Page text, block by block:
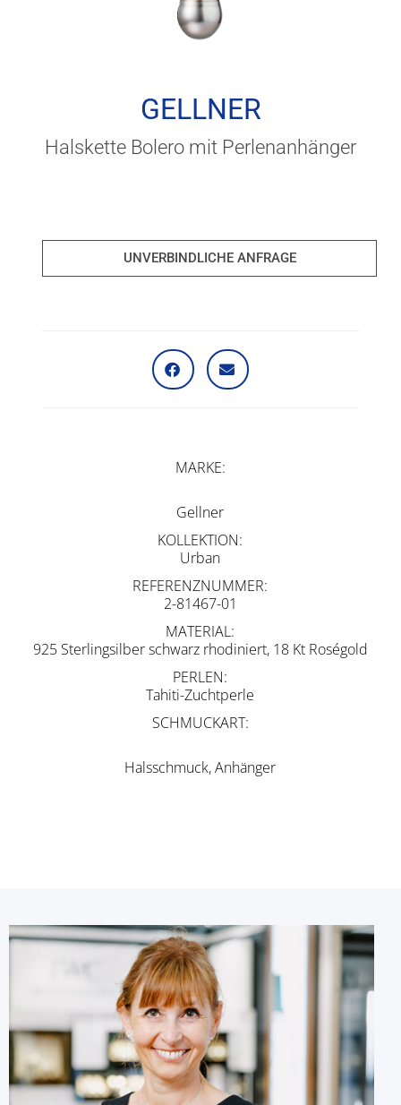
GELLNER
Halskette Bolero mit Perlenanhänger
UNVERBINDLICHE ANFRAGE
MARKE
Gellner
KOLLEKTION
Urban
REFERENZNUMMER
2-81467-01
MATERIAL
925 Sterlingsilber schwarz rhodiniert, 18 Kt Roségold
PERLEN
Tahiti-Zuchtperle
SCHMUCKART
Halsschmuck, Anhänger